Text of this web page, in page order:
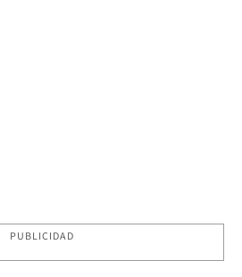
PUBLICIDAD